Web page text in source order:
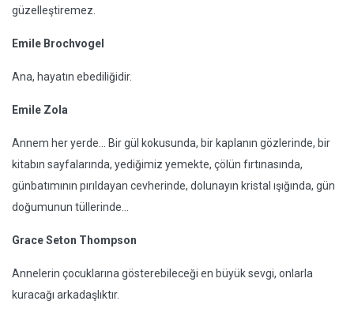
güzelleştiremez.
Emile Brochvogel
Ana, hayatın ebediliğidir.
Emile Zola
Annem her yerde... Bir gül kokusunda, bir kaplanın gözlerinde, bir
kitabın sayfalarında, yediğimiz yemekte, çölün fırtınasında,
günbatımının pırıldayan cevherinde, dolunayın kristal ışığında, gün
doğumunun tüllerinde...
Grace Seton Thompson
Annelerin çocuklarına gösterebileceği en büyük sevgi, onlarla
kuracağı arkadaşlıktır.